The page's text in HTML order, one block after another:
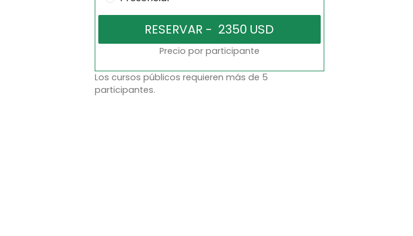
Precio por participante
Los cursos públicos requieren más de 5
participantes.